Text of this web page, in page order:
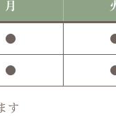
月
●
●
す